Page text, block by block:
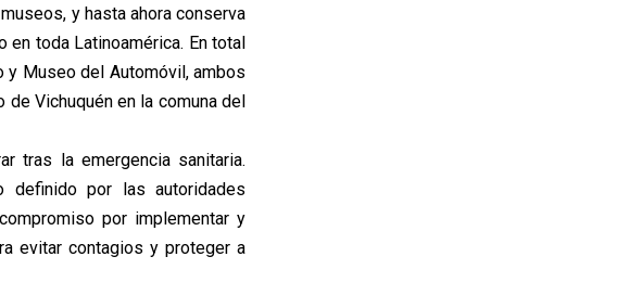
y hasta ahora conserva
toda Latinoamérica. En total
y Museo del Automóvil, ambos
Vichuquén en la comuna del
tras la emergencia sanitaria.
definido por las autoridades
por implementar y
evitar contagios y proteger a